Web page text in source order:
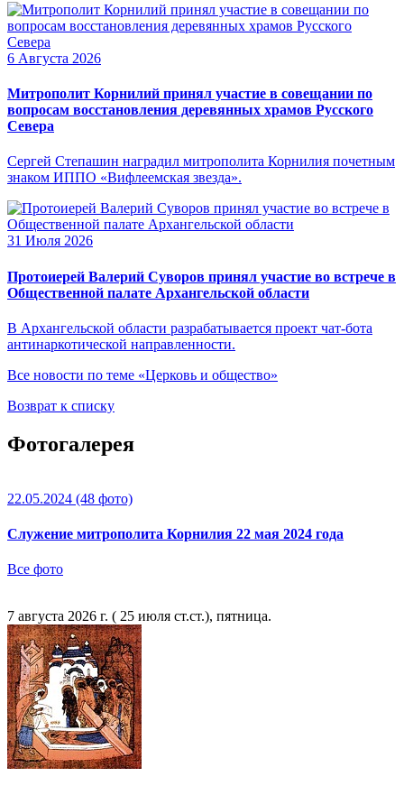
6 Августа 2026
Митрополит Корнилий принял участие в совещании по
вопросам восстановления деревянных храмов Русского
Севера
Сергей Степашин наградил митрополита Корнилия почетным
знаком ИППО «Вифлеемская звезда».
31 Июля 2026
Протоиерей Валерий Суворов принял участие во встрече в
Общественной палате Архангельской области
В Архангельской области разрабатывается проект чат-бота
антинаркотической направленности.
Все новости по теме «Церковь и общество»
Возврат к списку
Фотогалерея
22.05.2024 (48 фото)
Служение митрополита Корнилия 22 мая 2024 года
Все фото
7 августа 2026 г. ( 25 июля ст.ст.), пятница.